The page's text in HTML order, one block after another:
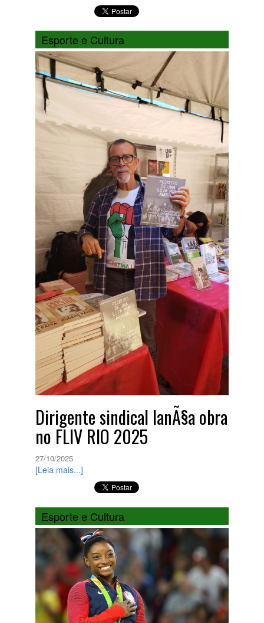
Esporte e Cultura
Dirigente sindical lanÃ§a obra
no FLIV RIO 2025
27/10/2025
[Leia mais...]
Esporte e Cultura